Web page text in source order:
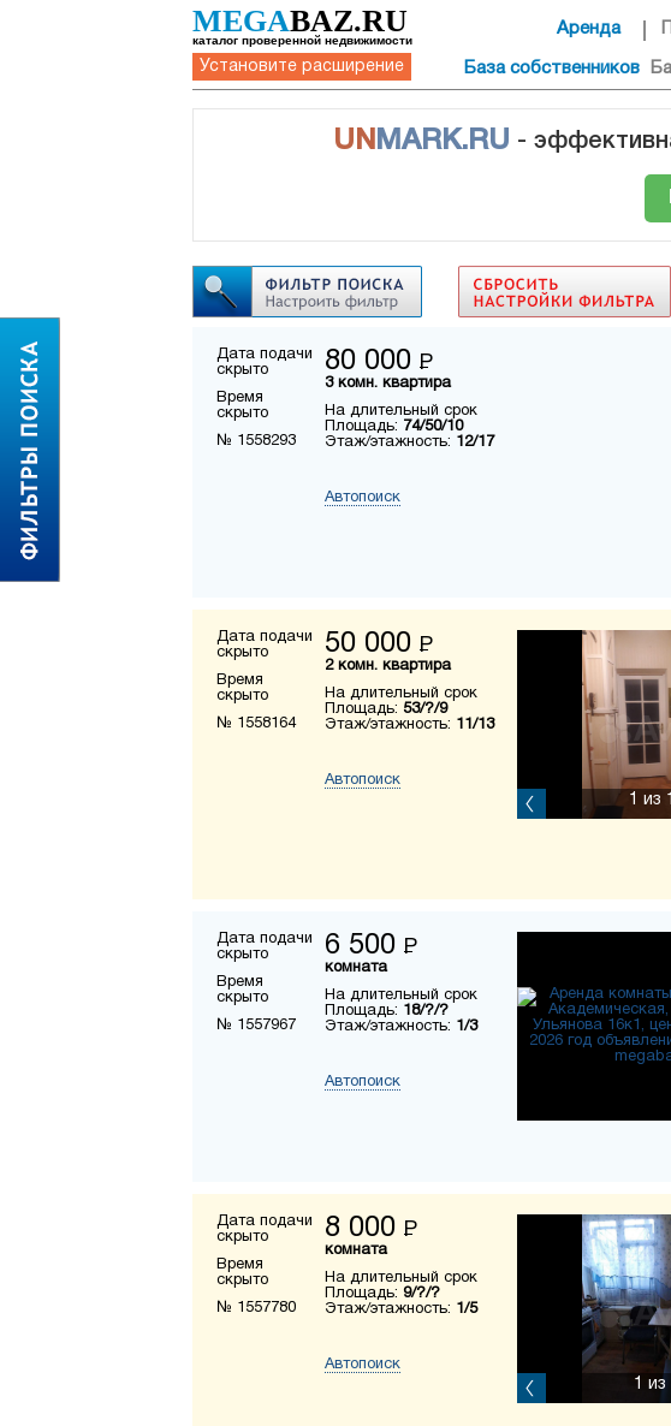
MEGABAZ.RU
каталог проверенной недвижимости
Установите расширение
Аренда
База собственников
UN MARK.RU -
Дата подачи
скрыто
Время
скрыто
№ 1558293
80 000 Р
3 комн. квартира
На длительный срок
Площадь: 74/50/10
Этаж/этажность: 12/17
Автопоиск
Дата подачи
скрыто
Время
скрыто
№ 1558164
50 000 Р
2 комн. квартира
На длительный срок
Площадь: 53/?/9
Этаж/этажность: 11/13
Автопоиск
1 из
Дата подачи
скрыто
Время
скрыто
№ 1557967
6 500 Р
комната
На длительный срок
Площадь: 18/?/?
Этаж/этажность: 1/3
Автопоиск
Дата подачи
скрыто
Время
скрыто
№ 1557780
8 000 Р
комната
На длительный срок
Площадь: 9/?/?
Этаж/этажность: 1/5
Автопоиск
1 из